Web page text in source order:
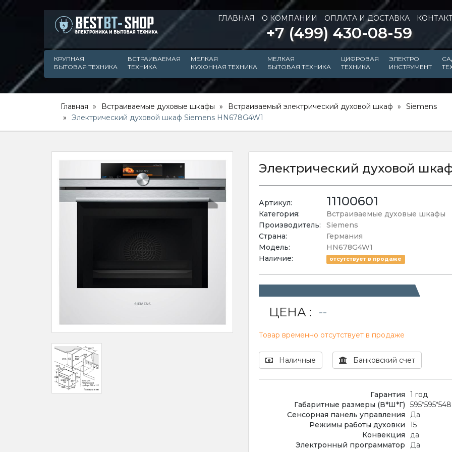
ГЛАВНАЯ О КОМПАНИИ ОПЛАТА И ДОСТАВКА
+7 (499) 430-08-59
КРУПНАЯ
БЫТОВАЯ ТЕХНИКА
ВСТРАИВАЕМАЯ
ТЕХНИКА
МЕЛКАЯ
КУХОННАЯ ТЕХНИКА
МЕЛКАЯ
БЫТОВАЯ ТЕХНИКА
ЦИФРОВАЯ
ТЕХНИКА
ЭЛЕКТРО
ИНСТРУМЕНТ
Главная Встраиваемые духовые шкафы Встраиваемый электрический духовой шкаф
Siemens
Электрический духовой шкаф Siemens HN678G4W1
Электрический духовой
Артикул: 11100601
Категория:
Встраиваемые духовые шкафы
Производитель:
Siemens
Страна:
Германия
Модель:
HN678G4W1
Наличие:
отсутствует в продаже
ЦЕНА : --
Товар временно отсутствует в продаже
Наличные Банковский счет
Гарантия
1 год
Габаритные размеры (В*Ш*Г)
Сенсорная панель управления
Да
Режимы работы духовки
15
Конвекция
да
Электронный программатор
Да